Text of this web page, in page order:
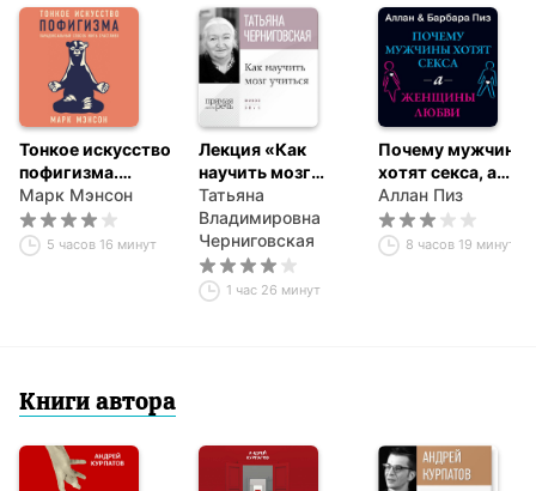
Тонкое искусство
пофигизма.
Парадоксальный
способ жить
счастливо
Марк Мэнсон
5 часов 16 минут
Лекция «Как
научить мозг
учиться»
Татьяна
Владимировна
Черниговская
1 час 26 минут
Почему мужчины
хотят секса, а
женщины любви
Аллан Пиз
8 часов 19 минут
Книги автора